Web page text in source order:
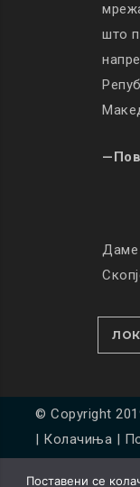
што
Даме
© Copyright
| Колачиња |
Поставени се